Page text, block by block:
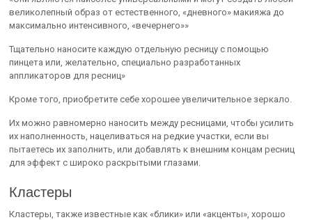
великолепный образ от естественного, «дневного» макияжа до
максимально интенсивного, «вечернего»»
Тщательно наносите каждую отдельную ресницу с помощью
пинцета или, желательно, специально разработанных
аппликаторов для ресниц»
Кроме того, приобретите себе хорошее увеличительное зеркало.
Их можно равномерно наносить между ресницами, чтобы усилить
их наполненность, нацеливаться на редкие участки, если вы
пытаетесь их заполнить, или добавлять к внешним концам ресниц
для эффект с широко раскрытыми глазами.
Кластеры
Кластеры, также известные как «блики» или «акценты», хорошо